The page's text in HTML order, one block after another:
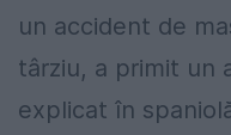
un accident de
târziu, a primit un
explicat în